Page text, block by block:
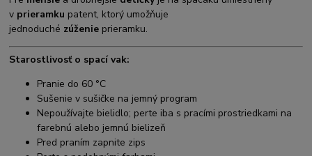
v prieramku patent, ktorý umožňuje
jednoduché zúženie prieramku.
Starostlivosť o spací vak:
Pranie do 60 °C
Sušenie v sušičke na jemný program
Nepoužívajte bielidlo; perte iba s pracími prostriedkami na
farebnú alebo jemnú bielizeň
Pred praním zapnite zips